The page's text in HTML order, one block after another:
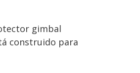
gimbal
construido para